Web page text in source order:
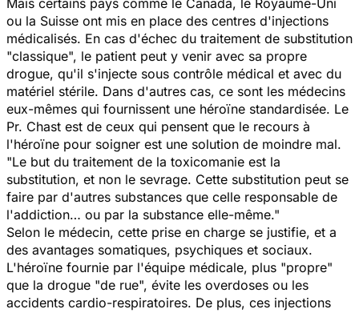
ou la Suisse ont mis en place des centres d'injections
médicalisés. En cas d'échec du traitement de substitution
"classique", le patient peut y venir avec sa propre
drogue, qu'il s'injecte sous contrôle médical et avec du
matériel stérile. Dans d'autres cas, ce sont les médecins
eux-mêmes qui fournissent une héroïne standardisée. Le
Pr. Chast est de ceux qui pensent que le recours à
l'héroïne pour soigner est une solution de moindre mal.
"Le but du traitement de la toxicomanie est la
substitution, et non le sevrage. Cette substitution peut se
faire par d'autres substances que celle responsable de
l'addiction… ou par la substance elle-même."
Selon le médecin, cette prise en charge se justifie, et a
des avantages somatiques, psychiques et sociaux.
L'héroïne fournie par l'équipe médicale, plus "propre"
que la drogue "de rue", évite les overdoses ou les
accidents cardio-respiratoires. De plus, ces injections